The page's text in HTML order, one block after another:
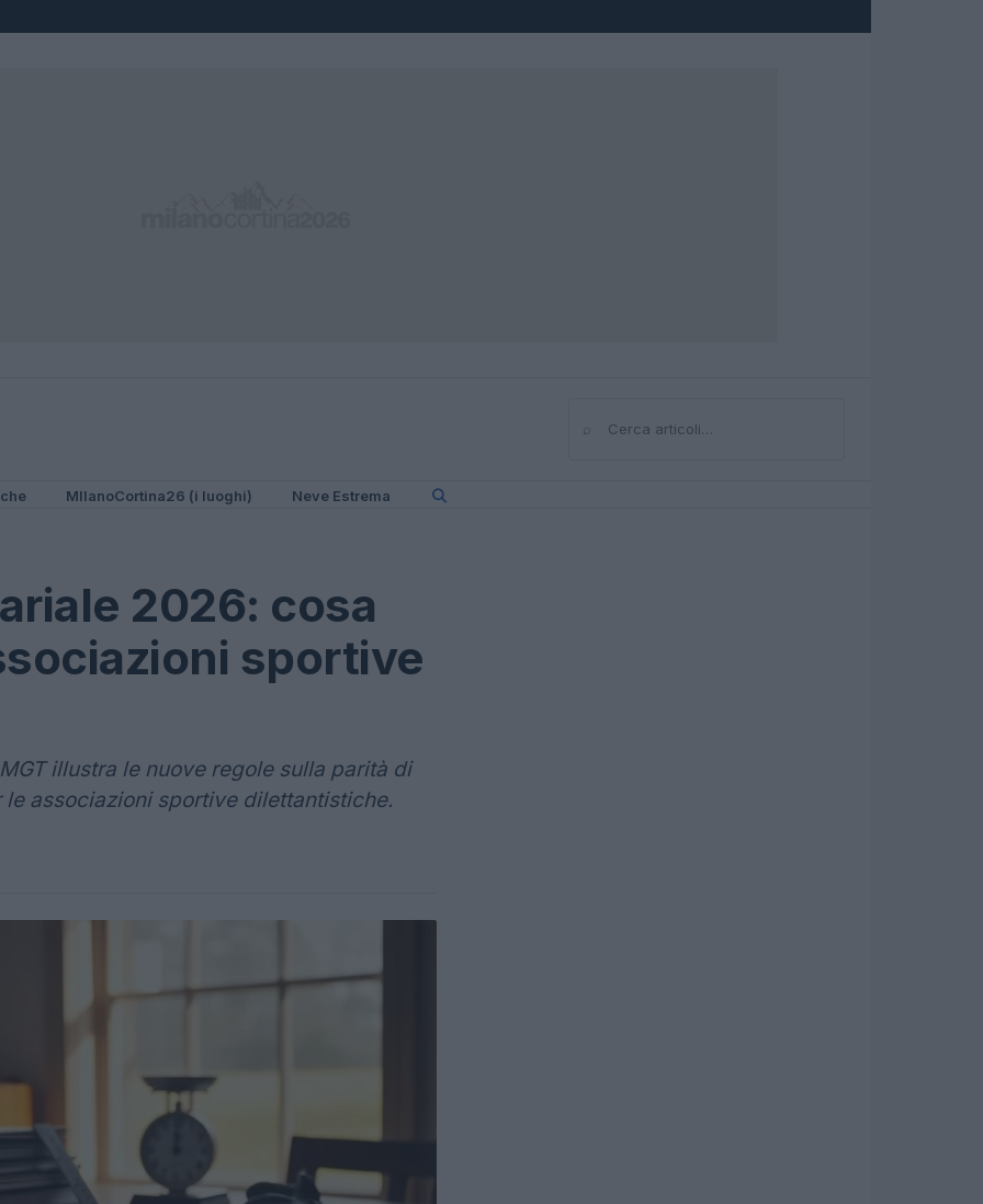
⌕Cerca
MIlanoCortina26 (i luoghi) Neve Estrema
2026: cosa
sportive
illustra le nuove regole sulla parità di
associazioni sportive dilettantistiche.